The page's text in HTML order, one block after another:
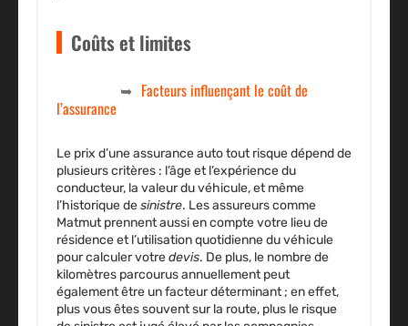
Coûts et limites
Facteurs influençant le coût de
l’assurance
Le prix d’uneassurance auto tout risquedépend de
plusieurs critères : l’âge et l’expérience du
conducteur, la valeur du véhicule, et même
l’historique desinistre. Les assureurs comme
Matmutprennent aussi en compte votre lieu de
résidence et l’utilisation quotidienne du véhicule
pour calculer votredevis. De plus, le nombre de
kilomètres parcourus annuellement peut
également être un facteur déterminant ; en effet,
plus vous êtes souvent sur la route, plus le risque